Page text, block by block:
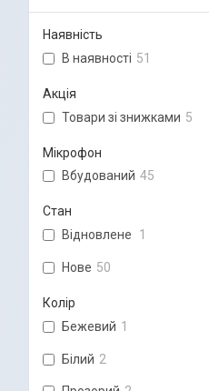
Наявність
В наявності 51
Акція
Товари зі знижками 5
Мікрофон
Вбудований 45
Стан
Відновлене
1
Нове 50
Колір
Бежевий 1
Білий 2